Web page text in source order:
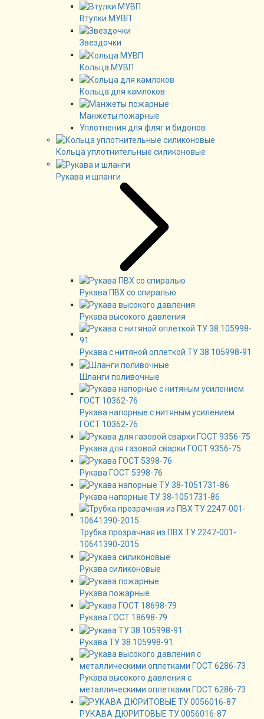
Втулки МУВП
Звездочки
Кольца МУВП
Кольца для камлоков
Манжеты пожарные
Уплотнения для фляг и бидонов
Кольца уплотнительные силиконовые
Рукава и шланги
Рукава ПВХ со спиралью
Рукава высокого давления
Рукава с нитяной оплеткой ТУ 38.105998-91
Шланги поливочные
Рукава напорные с нитяным усилением
ГОСТ 10362-76
Рукава для газовой сварки ГОСТ 9356-75
Рукава ГОСТ 5398-76
Рукава напорные ТУ 38-1051731-86
Трубка прозрачная из ПВХ ТУ 2247-001-
10641390-2015
Рукава силиконовые
Рукава пожарные
Рукава ГОСТ 18698-79
Рукава ТУ 38.105998-91
Рукава высокого давления с
металлическими оплетками ГОСТ 6286-73
РУКАВА ДЮРИТОВЫЕ ТУ 0056016-87